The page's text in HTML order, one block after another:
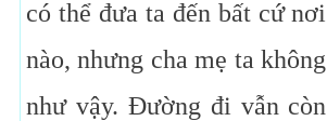
có thể đưa ta đến bất cứ nơi
nào, nhưng cha mẹ ta không
như vậy. Đường đi vẫn còn